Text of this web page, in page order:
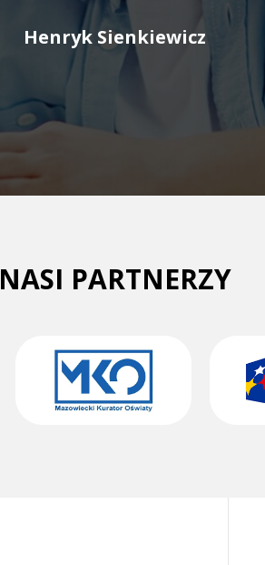
Henryk Sienkiewicz
NASI PARTNERZY